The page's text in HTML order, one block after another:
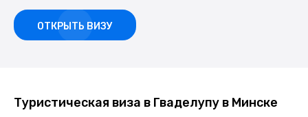
ОТКРЫТЬ ВИЗУ
Туристическая виза в Гваделупу в Минске